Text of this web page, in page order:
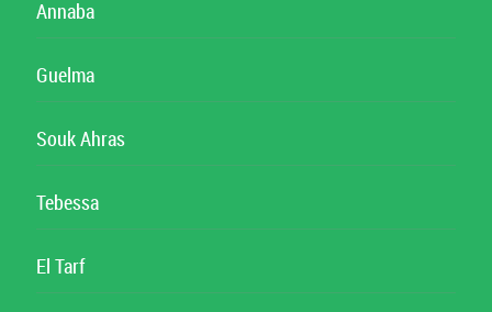
Annaba
Guelma
Souk Ahras
Tebessa
El Tarf